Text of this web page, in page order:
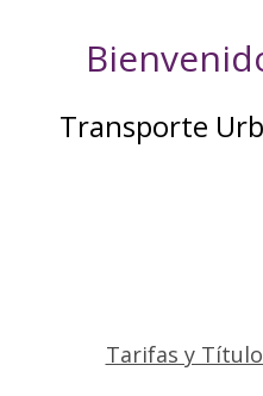
Transporte
Tarifas y